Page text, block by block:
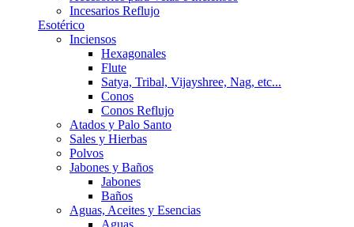
Incesarios Reflujo
Esotérico
Inciensos
Hexagonales
Flute
Satya, Tribal, Vijayshree, Nag, etc...
Conos
Conos Reflujo
Atados y Palo Santo
Sales y Hierbas
Polvos
Jabones y Baños
Jabones
Baños
Aguas, Aceites y Esencias